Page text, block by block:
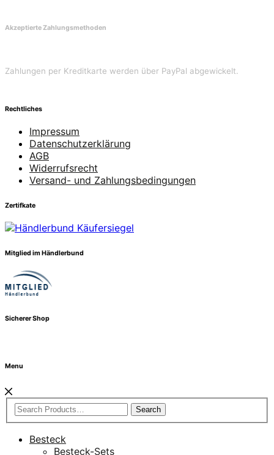
Akzeptierte Zahlungsmethoden
Zahlungen per Kreditkarte werden über PayPal abgewickelt.
Rechtliches
Impressum
Datenschutzerklärung
AGB
Widerrufsrecht
Versand- und Zahlungsbedingungen
Zertifkate
Mitglied im Händlerbund
Sicherer Shop
Menu
Search
Besteck
Besteck-Sets